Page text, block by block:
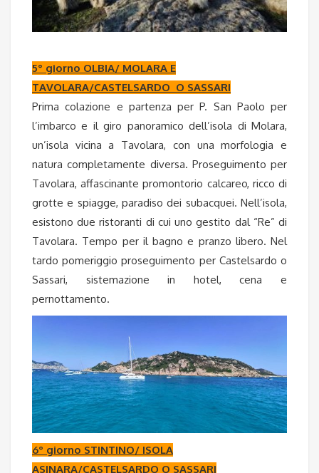
5° giorno OLBIA/ MOLARA E
TAVOLARA/CASTELSARDO O SASSARI
Prima colazione e partenza per P. San Paolo per
l’imbarco e il giro panoramico dell’isola di Molara,
un’isola vicina a Tavolara, con una morfologia e
natura completamente diversa. Proseguimento per
Tavolara, affascinante promontorio calcareo, ricco di
grotte e spiagge, paradiso dei subacquei. Nell’isola,
esistono due ristoranti di cui uno gestito dal “Re” di
Tavolara. Tempo per il bagno e pranzo libero. Nel
tardo pomeriggio proseguimento per Castelsardo o
Sassari, sistemazione in hotel, cena e
pernottamento.
6° giorno STINTINO/ ISOLA
ASINARA/CASTELSARDO O SASSARI